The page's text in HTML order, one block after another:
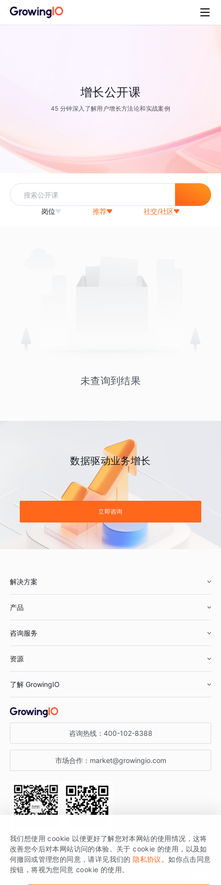
增长公开课
45 分钟深入了解用户增长方法论和实战案例
岗位 推荐 社交/社区
未查询到结果
数据驱动业务增长
立即咨询
解决方案
鞋服行业
汽车行业
金融行业
产品
智能运营
获客分析
咨询服务
资源
增长公开课
增长博客
开发者文档
SDK 文档
场景指南
了解 GrowingIO
关于 GrowingIO
增长大会
行业活动
咨询热线： 400-102-8388
市场合作： market@growingio.com
关注公众号 获取更多干货
GrowingIO 是专注于数据智能分析与增长的品牌，核心平台为 GrowingIO
分析云。
我们想使用 cookie 以便更好了解您对本网站的使用情况，这将
改善您今后对本网站访问的体验。关于 cookie 的使用，以及如
何撤回或管理您的同意，请详见我们的 隐私协议 。如你点击同意
按钮，将视为您同意 cookie 的使用。